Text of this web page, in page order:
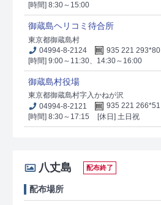
[時間] 8:30～15:00
御蔵島ヘリコミ待合所
東京都御蔵島村
04994-8-2124
935 221 293*80
[時間] 9:00～11:30、14:30～16:00
御蔵島村役場
東京都御蔵島村字入かねが沢
04994-8-2121
935 221 266*51
[時間] 8:30～17:15
[休日] 土日祝
八丈島 配布終了
配布場所